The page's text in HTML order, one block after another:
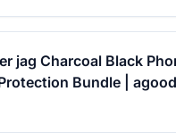
jag Charcoal Black
Bundle |